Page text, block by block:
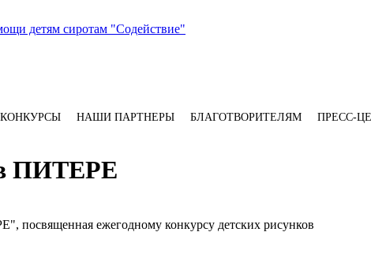
КОНКУРСЫ НАШИ ПАРТНЕРЫ БЛАГОТВОРИТЕЛЯМ ПРЕСС-
ПИТЕРЕ
посвященная ежегодному конкурсу детских рисунков